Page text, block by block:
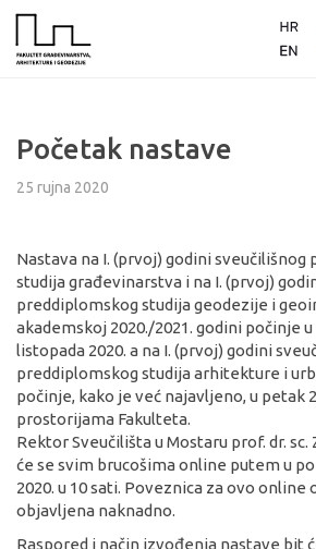
Početak nastave
25 rujna 2020
Nastava na I. (prvoj) godini sveučilišnog
studija građevinarstva i na I. (prvoj)
preddiplomskog studija geodezije i
akademskoj 2020./2021. godini počinje
listopada 2020. a na I. (prvoj) godini
preddiplomskog studija arhitekture i
počinje, kako je već najavljeno, u petak
prostorijama Fakulteta.
Rektor Sveučilišta u Mostaru prof. dr.
će se svim brucošima online putem u
2020. u 10 sati. Poveznica za ovo online
objavljena naknadno.
Raspored i način izvođenja nastave bit